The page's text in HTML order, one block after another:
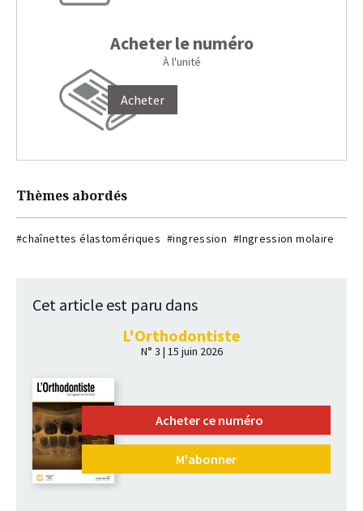
Acheter le numéro
À l'unité
Acheter
Thèmes abordés
#chaînettes élastomériques #ingression #Ingression molaire
Cet article est paru dans
L'Orthodontiste
N° 3 | 15 juin 2026
Acheter ce numéro
M'abonner